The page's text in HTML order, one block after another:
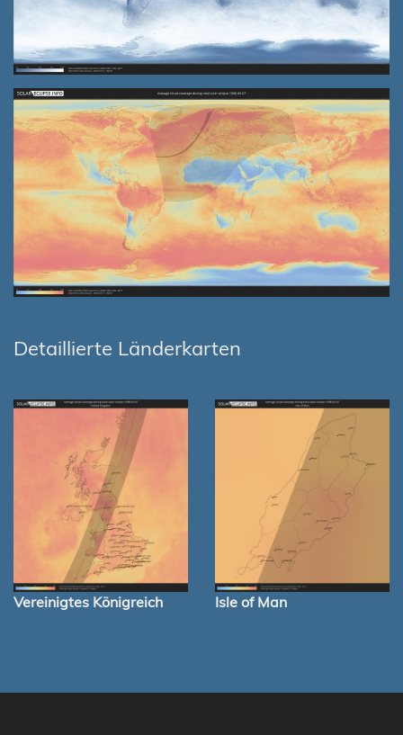
Detaillierte Länderkarten
Vereinigtes Königreich Isle of Man